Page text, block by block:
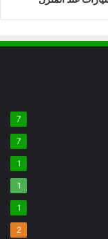
7
7
1
1
1
2